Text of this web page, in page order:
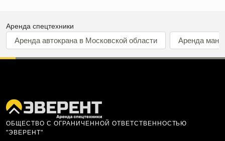
Аренда спецтехники
Аренда автокрана в Московской области Аренда
ОБЩЕСТВО С ОГРАНИЧЕННОЙ ОТВЕТСТВЕННОСТЬЮ
"ЭВЕРЕНТ"